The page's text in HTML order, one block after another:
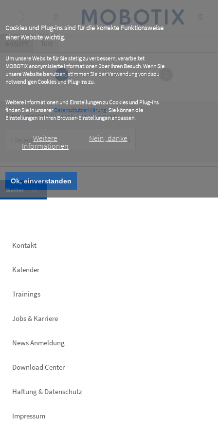
Cookies und Plug-ins sind für die korrekte Funktionsweise
einer Website wichtig.
Um unsere Website für Sie stetig zu verbessern, verarbeitet
MOBOTIX anonymisierte Informationen über Ihren Besuch. Wenn Sie
unsere Website benutzen, stimmen Sie der Verwendung von dazu
notwendigen Cookies und Plug-ins zu.
Weitere Informationen und Einstellungen zu Cookies und Plug-ins
finden Sie in unsererDatenschutzerklärung. Sie können die
Einstellungen in Ihren Browser-Einstellungen anpassen.
Weitere
Informationen
Nein, danke
Ok, einverstanden
content
Primary
tabs
Ansicht (active
Test
1
Bitte verraten Sie uns, wer Sie sind
Type
Footer
Kontakt
Kalender
Trainings
Jobs & Karriere
News Anmeldung
Footer
Download Center
Haftung & Datenschutz
Impressum